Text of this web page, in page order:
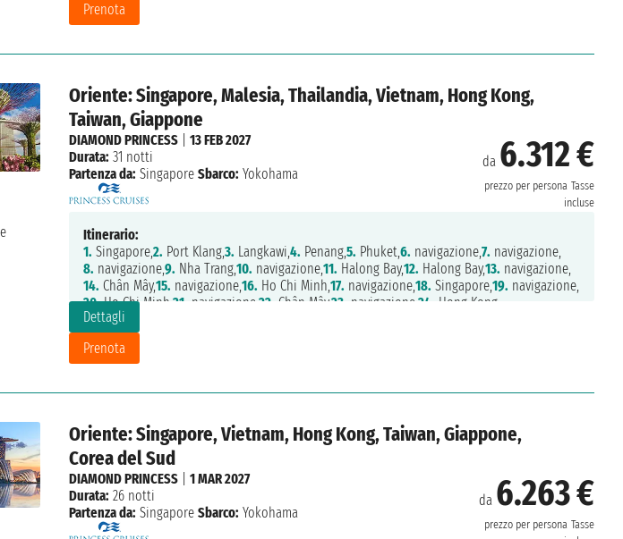
Prenota
Oriente: Singapore, Malesia, Thailandia, Vietnam, Hong Kong,
Taiwan, Giappone
da 6.312 €
prezzo per persona Tasse
incluse
Dettagli
Prenota
DIAMOND PRINCESS| 13 FEB 2027
Durata: 31 notti
Partenza da: Singapore Sbarco: Yokohama
Itinerario:
1. Singapore,2. Port Klang,3. Langkawi,4. Penang,5. Phuket,6. navigazione,7. navigazione,
8. navigazione,9. Nha Trang,10. navigazione,11. Halong Bay,12. Halong Bay,13. navigazione,
14. Chân Mây,15. navigazione,16. Ho Chi Minh,17. navigazione,18. Singapore,19. navigazione,
20.Ho Chi Minh, 21. navigazione, 22. Chân Mây,23. navigazione, 24.
Hong Kong,
25.navigazione,
32.navigazione,
Oriente: Singapore, Vietnam, Hong Kong, Taiwan, Giappone,
Corea del Sud
da 6.263 €
prezzo per persona Tasse
DIAMOND PRINCESS| 1 MAR 2027
Durata: 26 notti
Partenza da: Singapore Sbarco: Yokohama